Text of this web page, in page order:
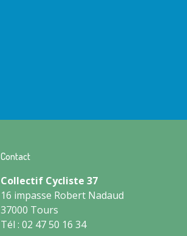
Contact
Collectif Cycliste 37
16 impasse Robert Nadaud
37000 Tours
Tél : 02 47 50 16 34